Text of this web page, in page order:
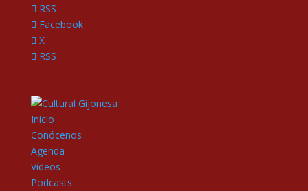
RSS
Facebook
X
RSS
Inicio
Conócenos
Agenda
Vídeos
Podcasts